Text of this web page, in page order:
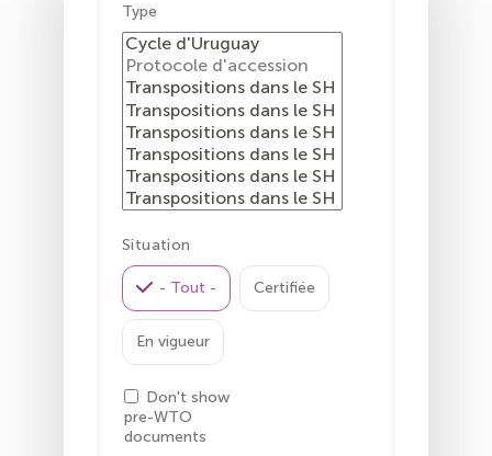
Type
Situation
- Tout - Certifiée
En vigueur
Don't show
pre-WTO
documents